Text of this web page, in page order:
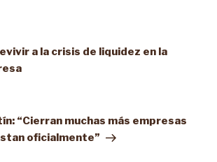
a la crisis de liquidez en la
“Cierran muchas más empresas
oficialmente”